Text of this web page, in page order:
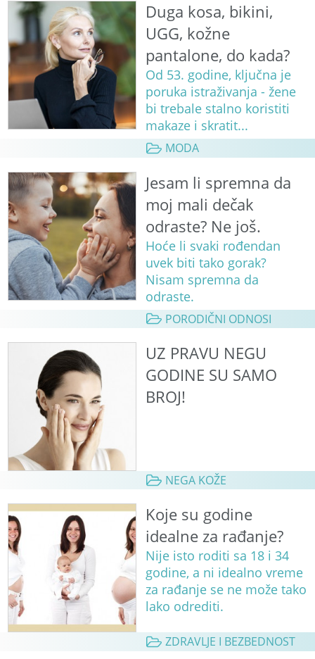
Duga kosa, bikini,
UGG, kožne
pantalone, do kada?
Od 53. godine, ključna je
poruka istraživanja - žene
bi trebale stalno koristiti
makaze i skratit...
MODA
Jesam li spremna da
moj mali dečak
odraste? Ne još.
Hoće li svaki rođendan
uvek biti tako gorak?
Nisam spremna da
odraste.
PORODIČNI ODNOSI
UZ PRAVU NEGU
GODINE SU SAMO
BROJ!
NEGA KOŽE
Koje su godine
idealne za rađanje?
Nije isto roditi sa 18 i 34
godine, a ni idealno vreme
za rađanje se ne može tako
lako odrediti.
ZDRAVLJE I BEZBEDNOST